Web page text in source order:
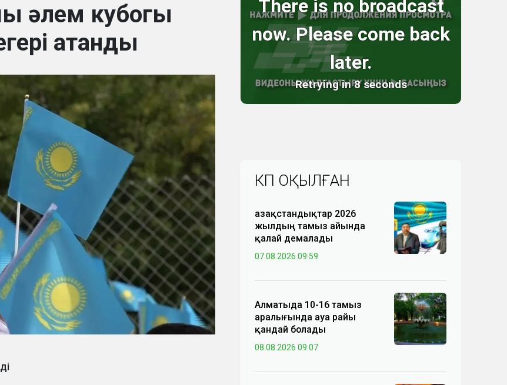
әлем кубогы
атанды
КӨП ОҚЫЛҒАН
Қазақстандықтар 2026
жылдың тамыз айында
қалай демалады
07.08.2026 09:59
Алматыда 10-16 тамыз
аралығында ауа райы
қандай болады
08.08.2026 09:07